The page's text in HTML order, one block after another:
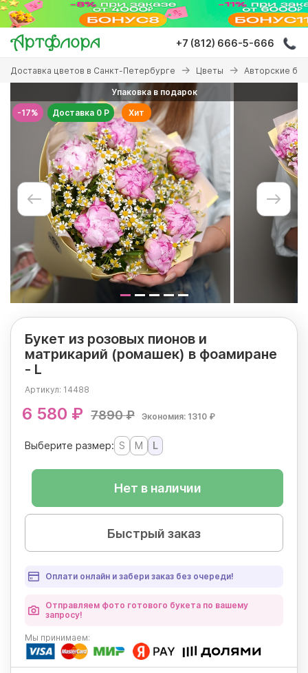
Перейти
основному
содержанию
+7 (812) 666-5-666
Вы
здесь
Доставка цветов в Санкт-Петербурге Цветы Авторские
-17%
Упаковка в подарок
Доставка 0 Р
Хит
Букет из розовых пионов и
матрикарий (ромашек) в фоамиране
- L
Артикул: 14488
6 580 ₽ 7890 ₽ Экономия: 1310 ₽
Выберите размер: S M L
Нет в наличии
Быстрый заказ
Оплати онлайн и забери заказ без очереди!
Отправляем фото готового букета по вашему
запросу!
Мы принимаем: